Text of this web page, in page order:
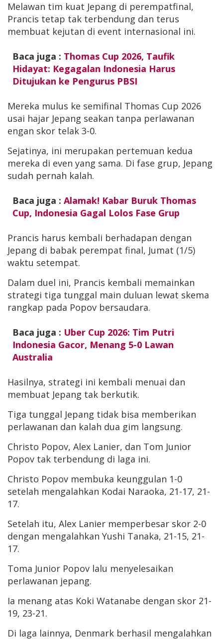
Melawan tim kuat Jepang di perempatfinal,
Prancis tetap tak terbendung dan terus
membuat kejutan di event internasional ini.
Baca juga : Thomas Cup 2026, Taufik
Hidayat: Kegagalan Indonesia Harus
Ditujukan ke Pengurus PBSI
Mereka mulus ke semifinal Thomas Cup 2026
usai hajar Jepang seakan tanpa perlawanan
engan skor telak 3-0.
Sejatinya, ini merupakan pertemuan kedua
mereka di even yang sama. Di fase grup, Jepang
sudah pernah kalah.
Baca juga : Alamak! Kabar Buruk Thomas
Cup, Indonesia Gagal Lolos Fase Grup
Prancis harus kembali berhadapan dengan
Jepang di babak perempat final, Jumat (1/5)
waktu setempat.
Dalam duel ini, Prancis kembali memainkan
strategi tiga tunggal main duluan lewat skema
rangkap pada Popov bersaudara.
Baca juga : Uber Cup 2026: Tim Putri
Indonesia Gacor, Menang 5-0 Lawan
Australia
Hasilnya, strategi ini kembali menuai dan
membuat Jepang tak berkutik.
Tiga tunggal Jepang tidak bisa memberikan
perlawanan dan kalah dua gim langsung.
Christo Popov, Alex Lanier, dan Tom Junior
Popov tak terbendung di laga ini.
Christo Popov membuka keunggulan 1-0
setelah mengalahkan Kodai Naraoka, 21-17, 21-
17.
Setelah itu, Alex Lanier memperbesar skor 2-0
dengan mengalahkan Yushi Tanaka, 21-15, 21-
17.
Toma Junior Popov lalu menyelesaikan
perlawanan jepang.
Ia menang atas Koki Watanabe dengan skor 21-
19, 23-21.
Di laga lainnya, Denmark berhasil mengalahkan